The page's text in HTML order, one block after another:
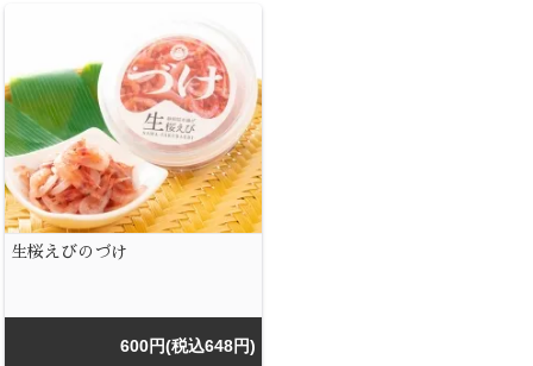
生桜えびのづけ
600円(税込648円)